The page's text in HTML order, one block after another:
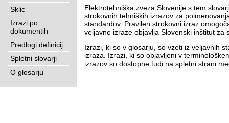
Sklic
Izrazi po
dokumentih
Predlogi definicij
Spletni slovarji
O glosarju
Elektrotehniška zveza Slovenije s tem
strokovnih tehniških izrazov za
standardov. Pravilen strokovni izraz
veljavne izraze objavlja Slovenski inštitut za
Izrazi, ki so v glosarju, so vzeti iz veljavnih
izraza. Izrazi, ki so objavljeni v
izrazov so dostopne tudi na spletni strani